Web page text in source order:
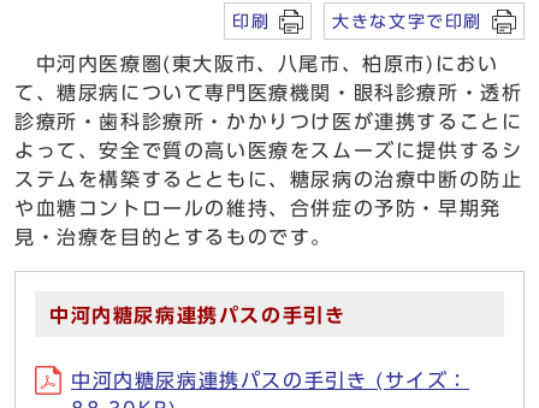
印刷 大きな文字で印刷
中河内医療圏(東大阪市、八尾市、柏原市)におい
て、糖尿病について専門医療機関・眼科診療所・透析
診療所・歯科診療所・かかりつけ医が連携することに
よって、安全で質の高い医療をスムーズに提供するシ
ステムを構築するとともに、糖尿病の治療中断の防止
や血糖コントロールの維持、合併症の予防・早期発
見・治療を目的とするものです。
中河内糖尿病連携パスの手引き
中河内糖尿病連携パスの手引き (サイズ：